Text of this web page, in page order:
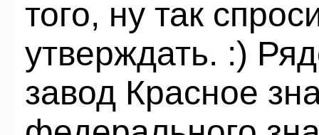
того, ну так
утверждать. :)
завод Красное